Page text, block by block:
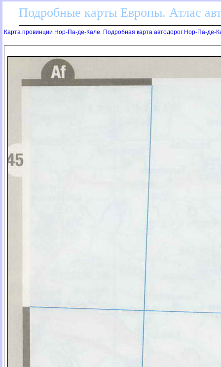
Подробные карты Европы. Атлас
Карта провинции Нор-Па-де-Кале. Подробная карта автодорог Нор-Па-де-